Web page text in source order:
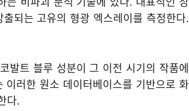
되는 고유의 형광 엑스레이를 측정한다.
발트 블루 성분이 그 이전 시기의 작품에
러한 원소 데이터베이스를 기반으로 화
다.